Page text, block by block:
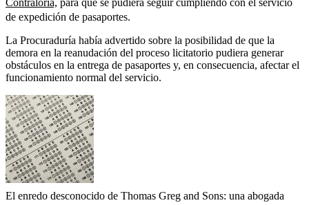
de expedición de pasaportes.
La Procuraduría había advertido sobre la posibilidad de que la
demora en la reanudación del proceso licitatorio pudiera generar
obstáculos en la entrega de pasaportes y, en consecuencia, afectar el
funcionamiento normal del servicio.
El enredo desconocido de Thomas Greg and Sons: una abogada